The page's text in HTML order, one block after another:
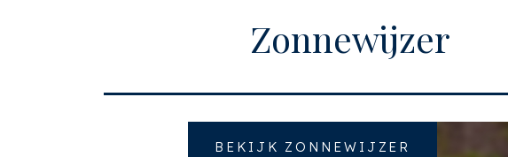
Zonnewijzer
BEKIJK ZONNEWIJZER